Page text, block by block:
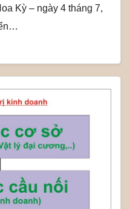
Kỳ – ngày 4 tháng 7,